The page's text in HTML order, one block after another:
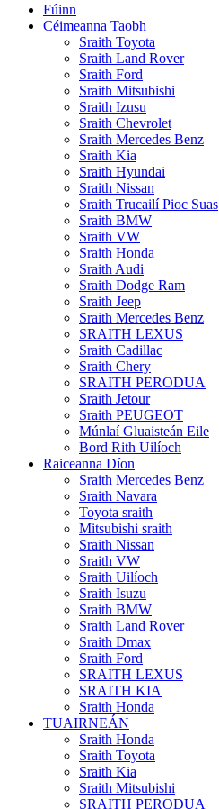
Fúinn
Céimeanna Taobh
Sraith Toyota
Sraith Land Rover
Sraith Ford
Sraith Mitsubishi
Sraith Izusu
Sraith Chevrolet
Sraith Mercedes Benz
Sraith Kia
Sraith Hyundai
Sraith Nissan
Sraith Trucailí Pioc Suas
Sraith BMW
Sraith VW
Sraith Honda
Sraith Audi
Sraith Dodge Ram
Sraith Jeep
Sraith Mercedes Benz
SRAITH LEXUS
Sraith Cadillac
Sraith Chery
SRAITH PERODUA
Sraith Jetour
Sraith PEUGEOT
Múnlaí Gluaisteán Eile
Bord Rith Uilíoch
Raiceanna Díon
Sraith Mercedes Benz
Sraith Navara
Toyota sraith
Mitsubishi sraith
Sraith Nissan
Sraith VW
Sraith Uilíoch
Sraith Isuzu
Sraith BMW
Sraith Land Rover
Sraith Dmax
Sraith Ford
SRAITH LEXUS
SRAITH KIA
Sraith Honda
TUAIRNEÁN
Sraith Honda
Sraith Toyota
Sraith Kia
Sraith Mitsubishi
SRAITH PERODUA